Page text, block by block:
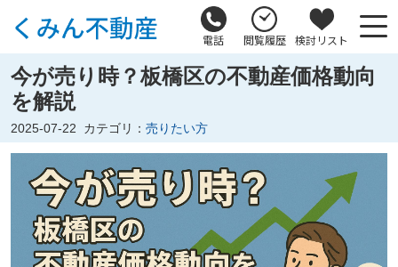
電話 閲覧履歴 検討リスト
今が売り時？板橋区の不動産価格動向
を解説
2025-07-22 カテゴリ： 売りたい方